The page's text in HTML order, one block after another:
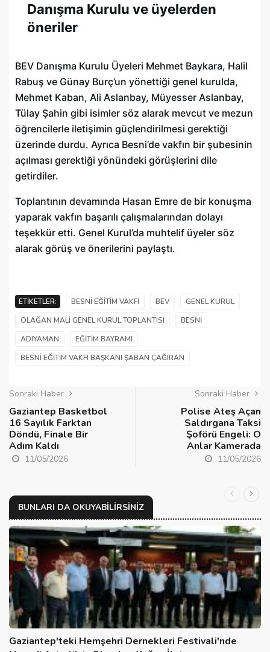
Danışma Kurulu ve üyelerden
öneriler
BEV Danışma Kurulu Üyeleri Mehmet Baykara, Halil
Rabuş ve Günay Burç’un yönettiği genel kurulda,
Mehmet Kaban, Ali Aslanbay, Müyesser Aslanbay,
Tülay Şahin gibi isimler söz alarak mevcut ve mezun
öğrencilerle iletişimin güçlendirilmesi gerektiği
üzerinde durdu. Ayrıca Besni’de vakfın bir şubesinin
açılması gerektiği yönündeki görüşlerini dile
getirdiler.
Toplantının devamında Hasan Emre de bir konuşma
yaparak vakfın başarılı çalışmalarından dolayı
teşekkür etti. Genel Kurul’da muhtelif üyeler söz
alarak görüş ve önerilerini paylaştı.
ETIKETLER: BESNI EĞITIM VAKFI BEV
GENEL KURUL
OLAĞAN MALI GENEL KURUL TOPLANTISI
BESNI
ADIYAMAN
EĞITIM BAYRAMI
BESNI EĞITIM VAKFI BAŞKANI ŞABAN ÇAĞIRAN
Sonraki Haber
Gaziantep Basketbol
16 Sayılık Farktan
Döndü, Finale Bir
Adım Kaldı
11/05/2026
Sonraki Haber
Polise Ateş Açan
Saldırgana Taksi
Şoförü Engeli: O
Anlar Kamerada
11/05/2026
BUNLARI DA OKUYABILIRSINIZ
Gaziantep'teki Hemşehri Dernekleri Festivali'nde